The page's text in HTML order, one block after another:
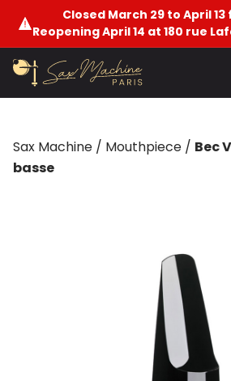
Closed March 29 to April
Reopening April 14 at 180 rue
Sax Machine / Mouthpiece / Bec
basse